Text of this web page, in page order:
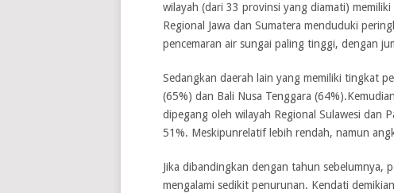
wilayah (dari 33 provinsi yang diamati)
Regional Jawa dan Sumatera menduduki
pencemaran air sungai paling tinggi, dengan
Sedangkan daerah lain yang memiliki tingkat
(65%) dan Bali Nusa Tenggara
dipegang oleh wilayah Regional Sulawesi dan
51%. Meskipunrelatif lebih rendah, namun
Jika dibandingkan dengan tahun sebelumnya,
mengalami sedikit penurunan. Kendati